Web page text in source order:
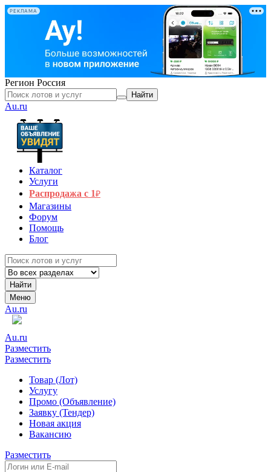
РЕКЛАМА
Регион Россия
Найти
Au.ru
Каталог
Услуги
Распродажа с 1₽
Магазины
Форум
Помощь
Блог
Найти
Меню
Au.ru
Au.ru
Разместить
Разместить
Товар (Лот)
Услугу
Промо (Объявление)
Заявку (Тендер)
Новая акция
Вакансию
Разместить